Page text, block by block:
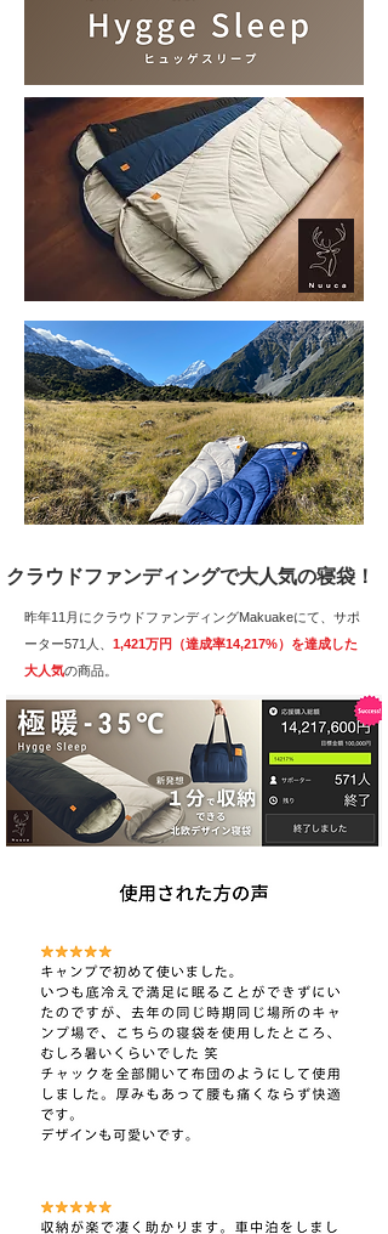
クラウドファンディングで大人気の寝袋！
昨年11月にクラウドファンディングMakuakeにて、サポ
ーター571人、 1,421万円（達成率14,217%）を達成した
大人気の商品。